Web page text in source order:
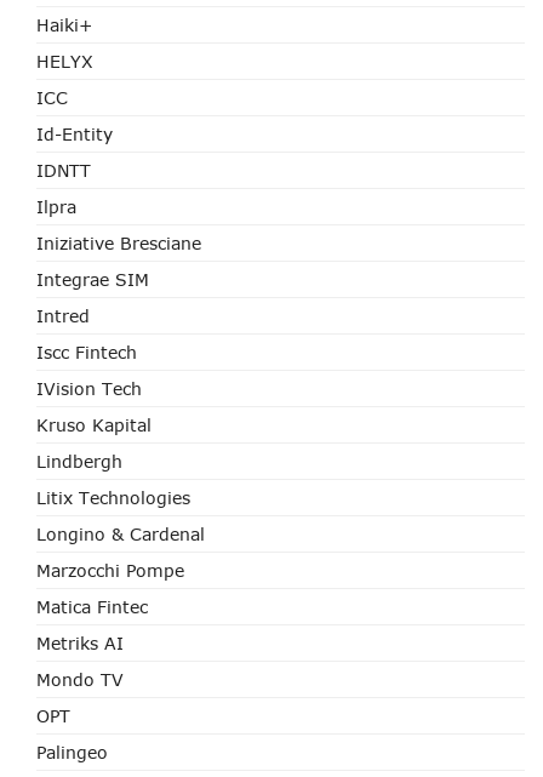
Haiki+
HELYX
ICC
Id-Entity
IDNTT
Ilpra
Iniziative Bresciane
Integrae SIM
Intred
Iscc Fintech
IVision Tech
Kruso Kapital
Lindbergh
Litix Technologies
Longino & Cardenal
Marzocchi Pompe
Matica Fintec
Metriks AI
Mondo TV
OPT
Palingeo